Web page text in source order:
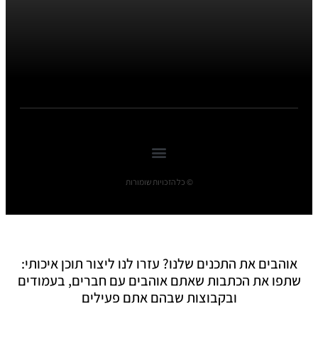
© כל הזכויות שומורות
אוהבים את התכנים שלנו? עזרו לנו ליצור תוכן איכותי:
שתפו את הכתבות שאתם אוהבים עם חברים, בעמודים
ובקבוצות שבהם אתם פעילים